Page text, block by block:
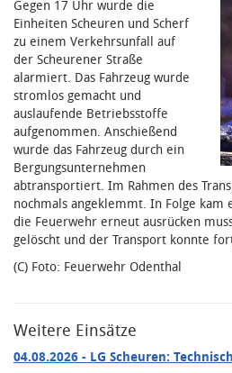
Gegen 17 Uhr wurde die
Einheiten Scheuren und Scherf
zu einem Verkehrsunfall auf
der Scheurener Straße
alarmiert. Das Fahrzeug wurde
stromlos gemacht und
auslaufende Betriebsstoffe
aufgenommen. Anschießend
wurde das Fahrzeug durch ein
Bergungsunternehmen
abtransportiert. Im Rahmen des
nochmals angeklemmt. In Folge kam
die Feuerwehr erneut ausrücken
gelöscht und der Transport konnte
(C) Foto: Feuerwehr Odenthal
Weitere Einsätze
04.08.2026 - LG Scheuren: